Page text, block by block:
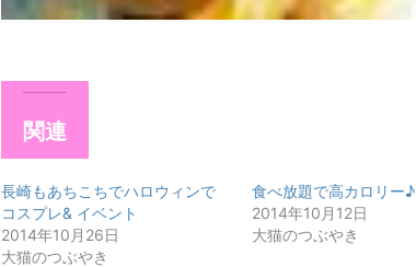
関連
長崎もあちこちでハロウィンで
コスプレ& イベント
2014年10月26日
大猫のつぶやき
食べ放題で高カロリー♪
2014年10月12日
大猫のつぶやき